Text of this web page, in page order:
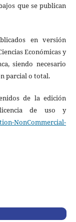
que se publican
en versión
Económicas y
siendo necesario
parcial o total.
de la edición
de uso y
NonCommercial-